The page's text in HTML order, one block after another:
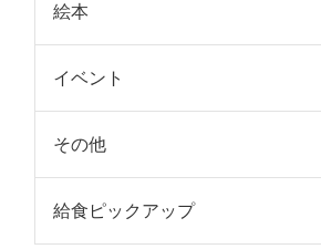
絵本
イベント
その他
給食ピックアップ